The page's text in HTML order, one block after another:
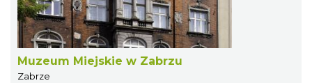
Muzeum Miejskie w Zabrzu
Zabrze